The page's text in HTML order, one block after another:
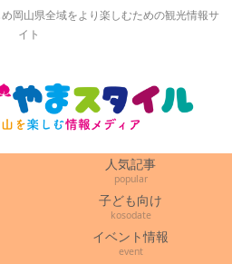
岡山県全域をより楽しむための観光情報サ
イト
人気記事
popular
子ども向け
kosodate
イベント情報
event